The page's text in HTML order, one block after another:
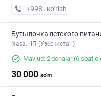
+998 (55) XXX-XX-XX
кo’rish
Бутылочка детского
Nasa, ЧП (Узбекистан)
Mavjud: 2 donalar(6 soat
30 000 so'm